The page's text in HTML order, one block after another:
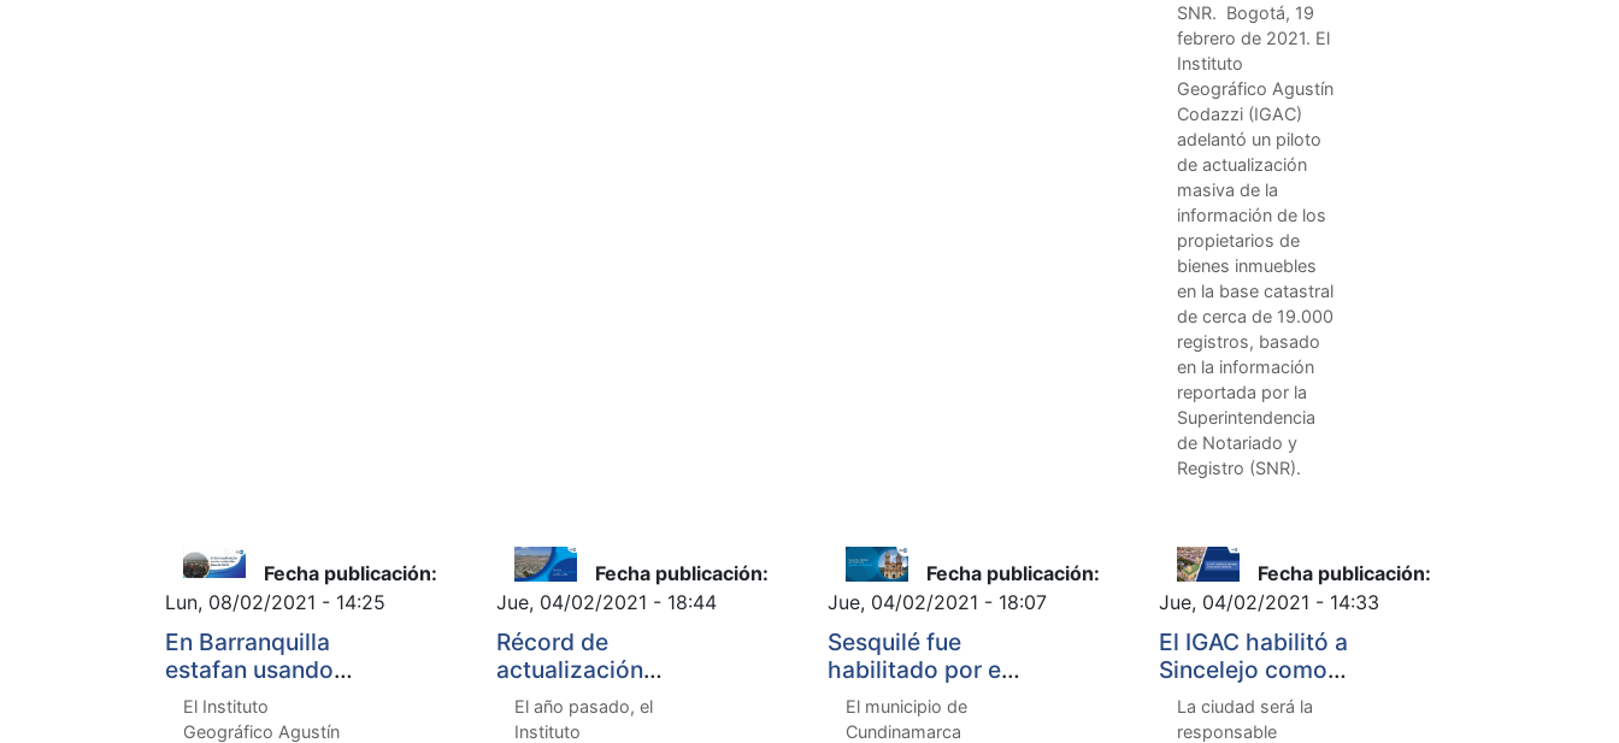
SNR. Bogotá, 19
febrero de 2021. El
Instituto
Geográfico Agustín
Codazzi (IGAC)
adelantó un piloto
de actualización
masiva de la
información de los
propietarios de
bienes inmuebles
en la base catastral
de cerca de 19.000
registros, basado
en la información
reportada por la
Superintendencia
de Notariado y
Registro (SNR).
Fecha publicación:
Lun, 08/02/2021 - 14:25
En Barranquilla
estafan usando
credenciales
falsas del IGAC
El Instituto
Geográfico Agustín
Fecha publicación:
Jue, 04/02/2021 - 18:44
Récord de
actualización
catastral del IGAC
en 2020
El año pasado, el
Instituto
Fecha publicación:
Jue, 04/02/2021 - 18:07
Sesquilé fue
habilitado por el
IGAC como
gestor catastral
El municipio de
Cundinamarca
Fecha publicación:
Jue, 04/02/2021 - 14:33
El IGAC habilitó a
Sincelejo como
gestor catastral
La ciudad será la
responsable